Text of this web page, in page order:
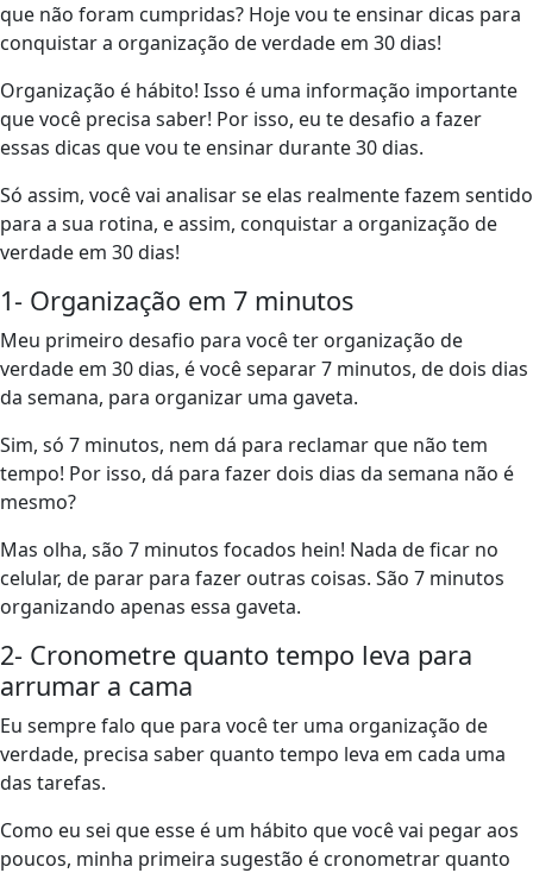
que não foram cumpridas? Hoje vou te ensinar dicas para
conquistar a organização de verdade em 30 dias!
Organização é hábito! Isso é uma informação importante
que você precisa saber! Por isso, eu te desafio a fazer
essas dicas que vou te ensinar durante 30 dias.
Só assim, você vai analisar se elas realmente fazem sentido
para a sua rotina, e assim, conquistar a organização de
verdade em 30 dias!
1- Organização em 7 minutos
Meu primeiro desafio para você ter organização de
verdade em 30 dias, é você separar 7 minutos, de dois dias
da semana, para organizar uma gaveta.
Sim, só 7 minutos, nem dá para reclamar que não tem
tempo! Por isso, dá para fazer dois dias da semana não é
mesmo?
Mas olha, são 7 minutos focados hein! Nada de ficar no
celular, de parar para fazer outras coisas. São 7 minutos
organizando apenas essa gaveta.
2- Cronometre quanto tempo leva para
arrumar a cama
Eu sempre falo que para você ter uma organização de
verdade, precisa saber quanto tempo leva em cada uma
das tarefas.
Como eu sei que esse é um hábito que você vai pegar aos
poucos, minha primeira sugestão é cronometrar quanto